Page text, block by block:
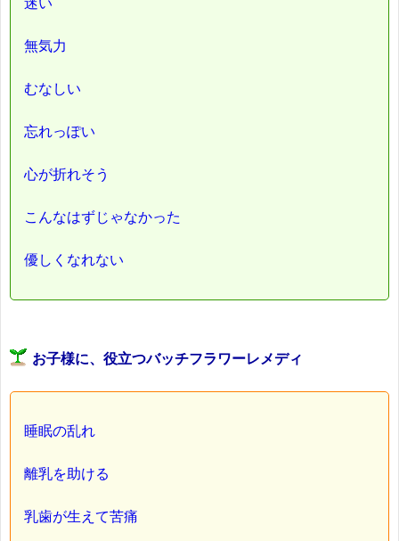
迷い
無気力
むなしい
忘れっぽい
心が折れそう
こんなはずじゃなかった
優しくなれない
お子様に、役立つバッチフラワーレメディ
睡眠の乱れ
離乳を助ける
乳歯が生えて苦痛